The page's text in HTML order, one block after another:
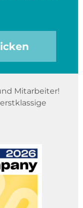
Mitarbeiter!